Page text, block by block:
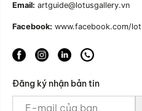
Email: artguide@lotusgallery.vn
Facebook: www.facebook.com/
Đăng ký nhận bản tin